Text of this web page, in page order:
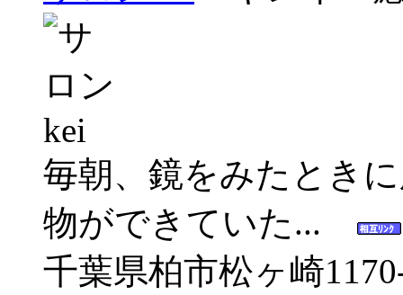
毎朝、鏡をみたとき
物ができていた...
千葉県柏市松ヶ崎